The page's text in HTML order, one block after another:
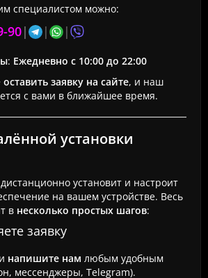
специалистом можно:
90| | |
: Ежедневно с 10:00 до 22:00
оставить заявку на сайте, и наш
с вами в ближайшее время.
установки
установит и настроит
на вашем устройстве. Весь
в несколько простых шагов:
заявку
напишите нам любым удобным
мессенджеры, Telegram).